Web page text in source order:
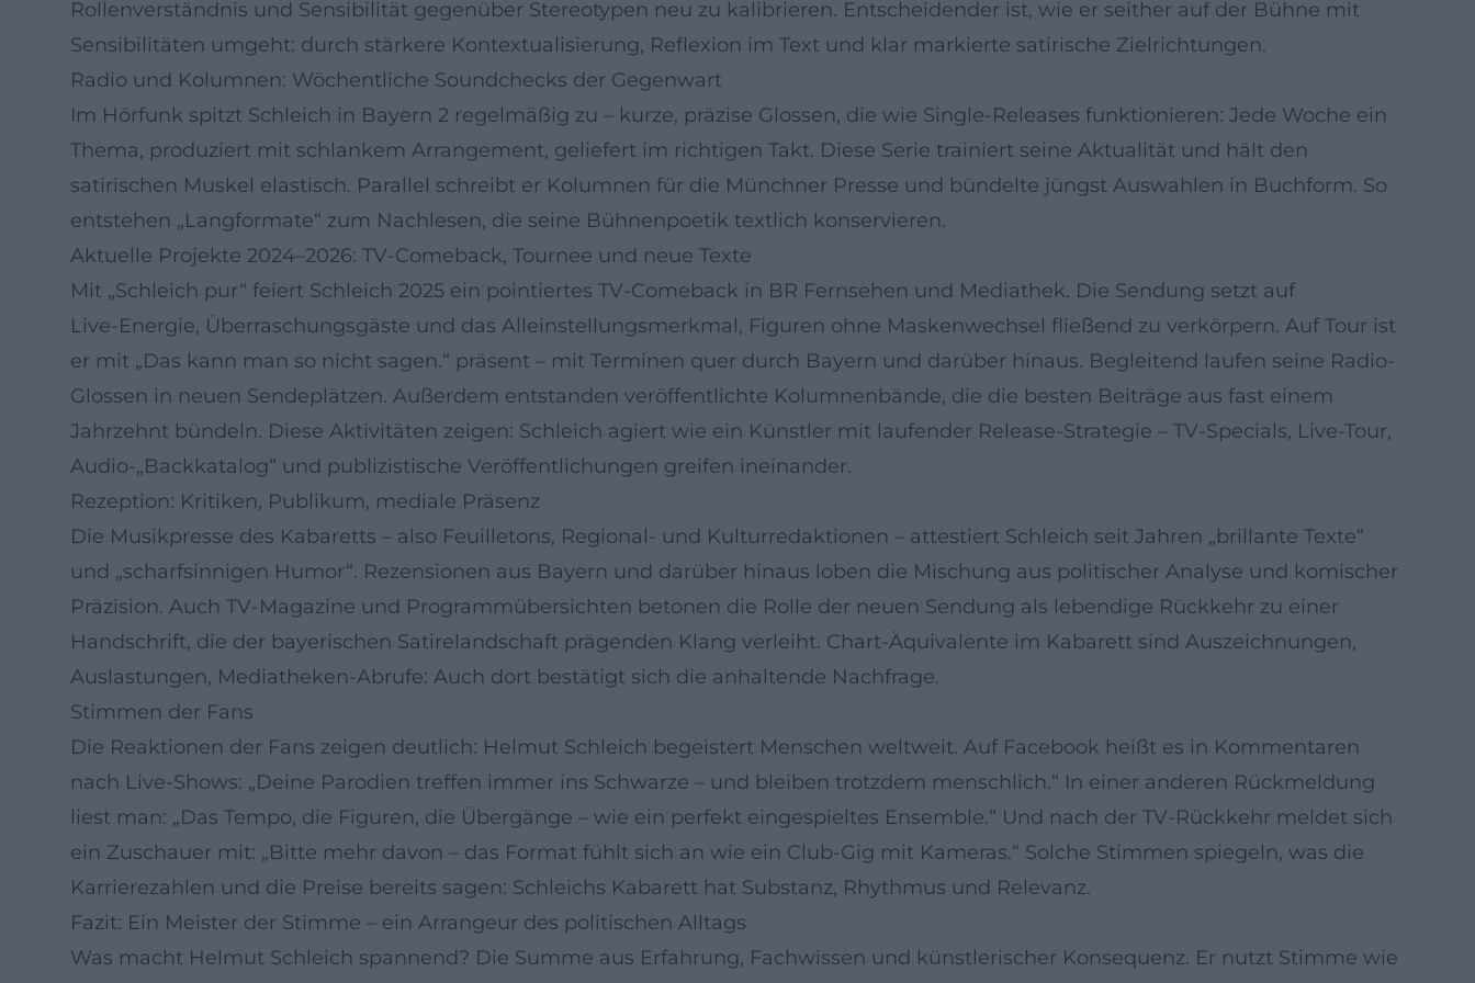
Rollenverständnis und Sensibilität gegenüber Stereotypen neu zu kalibrieren. Entscheidender ist, wie er seither auf der Bühne mit
Sensibilitäten umgeht: durch stärkere Kontextualisierung, Reflexion im Text und klar markierte satirische Zielrichtungen.
Radio und Kolumnen: Wöchentliche Soundchecks der Gegenwart
Im Hörfunk spitzt Schleich in Bayern 2 regelmäßig zu – kurze, präzise Glossen, die wie Single‑Releases funktionieren: Jede Woche ein
Thema, produziert mit schlankem Arrangement, geliefert im richtigen Takt. Diese Serie trainiert seine Aktualität und hält den
satirischen Muskel elastisch. Parallel schreibt er Kolumnen für die Münchner Presse und bündelte jüngst Auswahlen in Buchform. So
entstehen „Langformate“ zum Nachlesen, die seine Bühnenpoetik textlich konservieren.
Aktuelle Projekte 2024–2026: TV-Comeback, Tournee und neue Texte
Mit „Schleich pur“ feiert Schleich 2025 ein pointiertes TV-Comeback in BR Fernsehen und Mediathek. Die Sendung setzt auf
Live‑Energie, Überraschungsgäste und das Alleinstellungsmerkmal, Figuren ohne Maskenwechsel fließend zu verkörpern. Auf Tour ist
er mit „Das kann man so nicht sagen.“ präsent – mit Terminen quer durch Bayern und darüber hinaus. Begleitend laufen seine Radio-
Glossen in neuen Sendeplätzen. Außerdem entstanden veröffentlichte Kolumnenbände, die die besten Beiträge aus fast einem
Jahrzehnt bündeln. Diese Aktivitäten zeigen: Schleich agiert wie ein Künstler mit laufender Release‑Strategie – TV‑Specials, Live‑Tour,
Audio‑„Backkatalog“ und publizistische Veröffentlichungen greifen ineinander.
Rezeption: Kritiken, Publikum, mediale Präsenz
Die Musikpresse des Kabaretts – also Feuilletons, Regional- und Kulturredaktionen – attestiert Schleich seit Jahren „brillante Texte“
und „scharfsinnigen Humor“. Rezensionen aus Bayern und darüber hinaus loben die Mischung aus politischer Analyse und komischer
Präzision. Auch TV‑Magazine und Programmübersichten betonen die Rolle der neuen Sendung als lebendige Rückkehr zu einer
Handschrift, die der bayerischen Satirelandschaft prägenden Klang verleiht. Chart‑Äquivalente im Kabarett sind Auszeichnungen,
Auslastungen, Mediatheken‑Abrufe: Auch dort bestätigt sich die anhaltende Nachfrage.
Stimmen der Fans
Die Reaktionen der Fans zeigen deutlich: Helmut Schleich begeistert Menschen weltweit. Auf Facebook heißt es in Kommentaren
nach Live‑Shows: „Deine Parodien treffen immer ins Schwarze – und bleiben trotzdem menschlich.“ In einer anderen Rückmeldung
liest man: „Das Tempo, die Figuren, die Übergänge – wie ein perfekt eingespieltes Ensemble.“ Und nach der TV‑Rückkehr meldet sich
ein Zuschauer mit: „Bitte mehr davon – das Format fühlt sich an wie ein Club‑Gig mit Kameras.“ Solche Stimmen spiegeln, was die
Karrierezahlen und die Preise bereits sagen: Schleichs Kabarett hat Substanz, Rhythmus und Relevanz.
Fazit: Ein Meister der Stimme – ein Arrangeur des politischen Alltags
Was macht Helmut Schleich spannend? Die Summe aus Erfahrung, Fachwissen und künstlerischer Konsequenz. Er nutzt Stimme wie